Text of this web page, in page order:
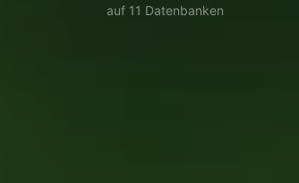
auf 11 Datenbanken